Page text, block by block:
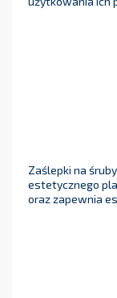
Zaślepki na
estetycznego
oraz zapewnia